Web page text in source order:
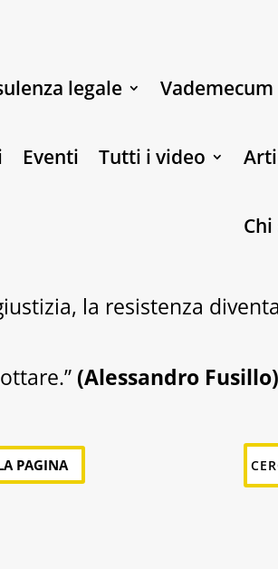
legale Vademecum
Eventi Tutti i video
la resistenza
(Alessandro Fusillo)
PAGINA